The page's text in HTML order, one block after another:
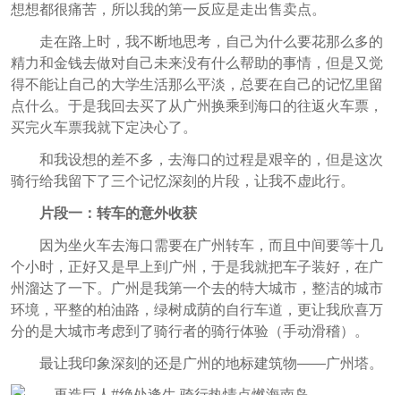
想想都很痛苦，所以我的第一反应是走出售卖点。
走在路上时，我不断地思考，自己为什么要花那么多的
精力和金钱去做对自己未来没有什么帮助的事情，但是又觉
得不能让自己的大学生活那么平淡，总要在自己的记忆里留
点什么。于是我回去买了从广州换乘到海口的往返火车票，
买完火车票我就下定决心了。
和我设想的差不多，去海口的过程是艰辛的，但是这次
骑行给我留下了三个记忆深刻的片段，让我不虚此行。
片段一：转车的意外收获
因为坐火车去海口需要在广州转车，而且中间要等十几
个小时，正好又是早上到广州，于是我就把车子装好，在广
州溜达了一下。广州是我第一个去的特大城市，整洁的城市
环境，平整的柏油路，绿树成荫的自行车道，更让我欣喜万
分的是大城市考虑到了骑行者的骑行体验（手动滑稽）。
最让我印象深刻的还是广州的地标建筑物——广州塔。